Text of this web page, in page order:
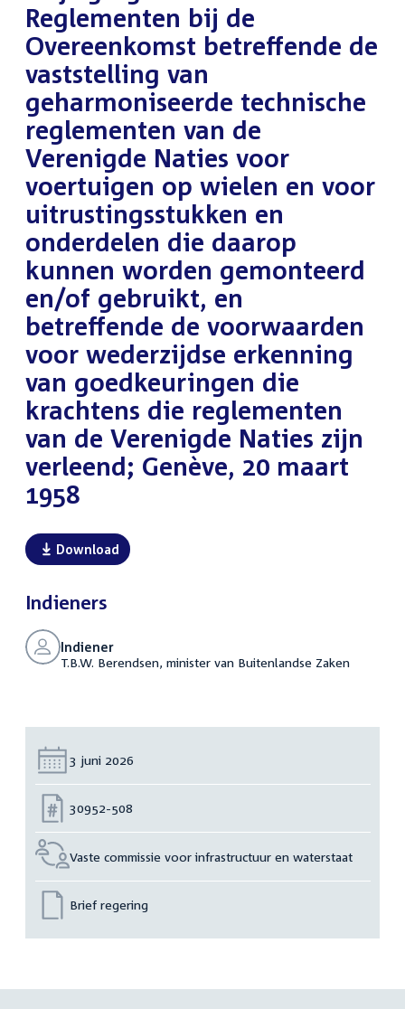
Reglementen bij de
Overeenkomst betreffende de
vaststelling van
geharmoniseerde technische
reglementen van de
Verenigde Naties voor
voertuigen op wielen en voor
uitrustingsstukken en
onderdelen die daarop
kunnen worden gemonteerd
en/of gebruikt, en
betreffende de voorwaarden
voor wederzijdse erkenning
van goedkeuringen die
krachtens die reglementen
van de Verenigde Naties zijn
verleend; Genève, 20 maart
1958
Download
Indieners
Indiener
T.B.W. Berendsen, minister van Buitenlandse Zaken
Datum:
3 juni 2026
Nummer:
30952-508
Vaste commissie voor infrastructuur en waterstaat
Brief regering